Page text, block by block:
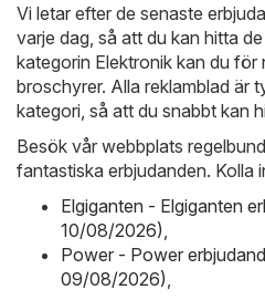
Vi letar efter de senaste
varje dag, så att du kan hitta
kategorin Elektronik kan du för
broschyrer. Alla reklamblad är
kategori, så att du snabbt kan
Besök vår webbplats
fantastiska erbjudanden. Kolla
Elgiganten - Elgiganten
10/08/2026)
Power - Power
09/08/2026)